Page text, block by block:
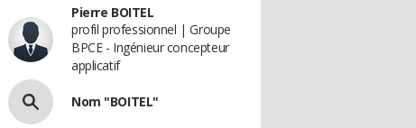
Pierre BOITEL
profil professionnel | Groupe
BPCE - Ingénieur concepteur
applicatif
Nom "BOITEL"